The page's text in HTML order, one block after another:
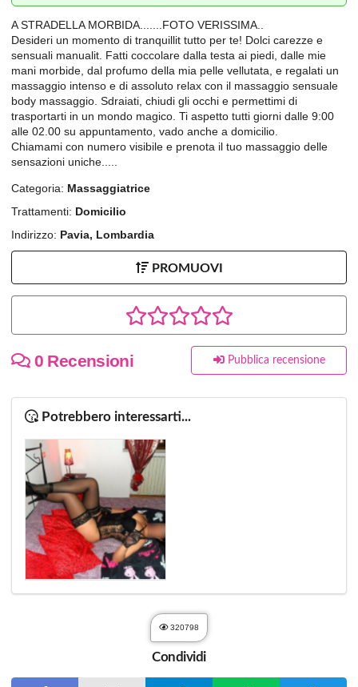
A STRADELLA MORBIDA.......FOTO VERISSIMA..
Desideri un momento di tranquillit tutto per te! Dolci carezze e
sensuali manualit. Fatti coccolare dalla testa ai piedi, dalle mie
mani morbide, dal profumo della mia pelle vellutata, e regalati un
massaggio intenso e di assoluto relax con il massaggio sensuale
body massaggio. Sdraiati, chiudi gli occhi e permettimi di
trasportarti in un mondo magico. Ti aspetto tutti giorni dalle 9:00
alle 02.00 su appuntamento, vado anche a domicilio.
Chiamami con numero visibile e prenota il tuo massaggio delle
sensazioni uniche.....
Categoria: Massaggiatrice
Trattamenti: Domicilio
Indirizzo: Pavia, Lombardia
PROMUOVI
0 Recensioni Pubblica recensione
Potrebbero interessarti...
320798
Condividi